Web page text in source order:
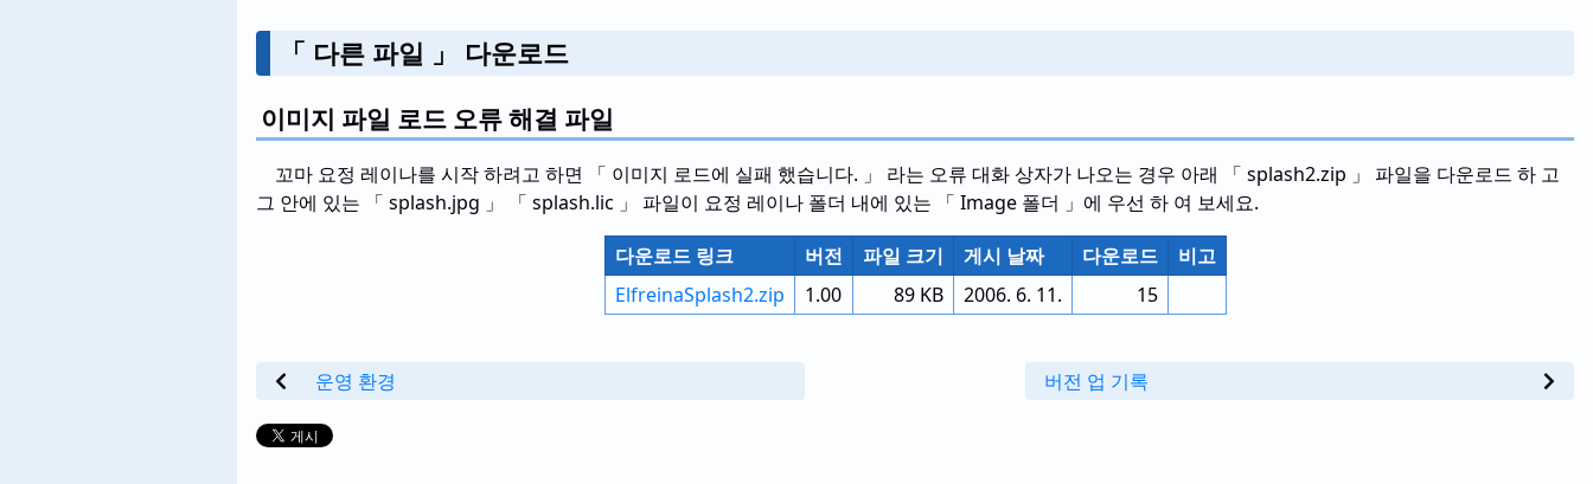
「 다른 파일 」 다운로드
이미지 파일 로드 오류 해결 파일
꼬마 요정 레이나를 시작 하려고 하면 「 이미지 로드에 실패 했습니다. 」 라는 오류 대화 상자가 나오는 경우 아래 「 splash2.zip 」 파일을 다운로드 하 고
그 안에 있는 「 splash.jpg 」 「 splash.lic 」 파일이 요정 레이나 폴더 내에 있는 「 Image 폴더 」에 우선 하 여 보세요.
다운로드 링크 버전 파일 크기 게시 날짜 다운로드
비고
ElfreinaSplash2.zip
1.00 89 KB 2006. 6. 11. 15
운영 환경 버전 업 기록